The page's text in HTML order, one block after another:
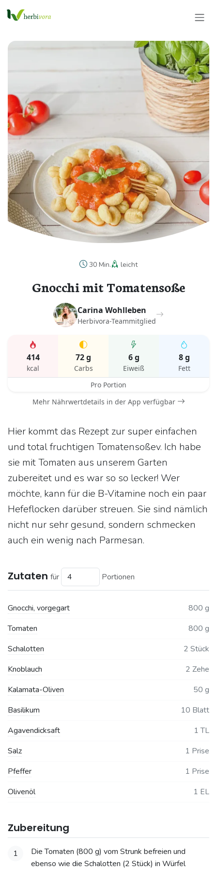
30 Min. leicht
Gnocchi mit Tomatensoße
Carina Wohlleben
Herbivora-Teammitglied
414
kcal
72 g
Carbs
6 g
Eiweiß
8 g
Fett
Pro Portion
Mehr Nährwertdetails in der App verfügbar
Hier kommt das Rezept zur super einfachen
und total fruchtigen Tomatensoßev. Ich habe
sie mit Tomaten aus unserem Garten
zubereitet und es war so so lecker! Wer
möchte, kann für die B-Vitamine noch ein paar
Hefeflocken darüber streuen. Sie sind nämlich
nicht nur sehr gesund, sondern schmecken
auch ein wenig nach Parmesan.
Zutaten für Portionen
Gnocchi, vorgegart
800 g
Tomaten
800 g
Schalotten
2 Stück
Knoblauch
2 Zehe
Kalamata-Oliven
50 g
Basilikum
10 Blatt
Agavendicksaft
1 TL
Salz
1 Prise
Pfeffer
1 Prise
Olivenöl
1 EL
Zubereitung
1
Die Tomaten (800 g) vom Strunk befreien und
ebenso wie die Schalotten (2 Stück) in Würfel